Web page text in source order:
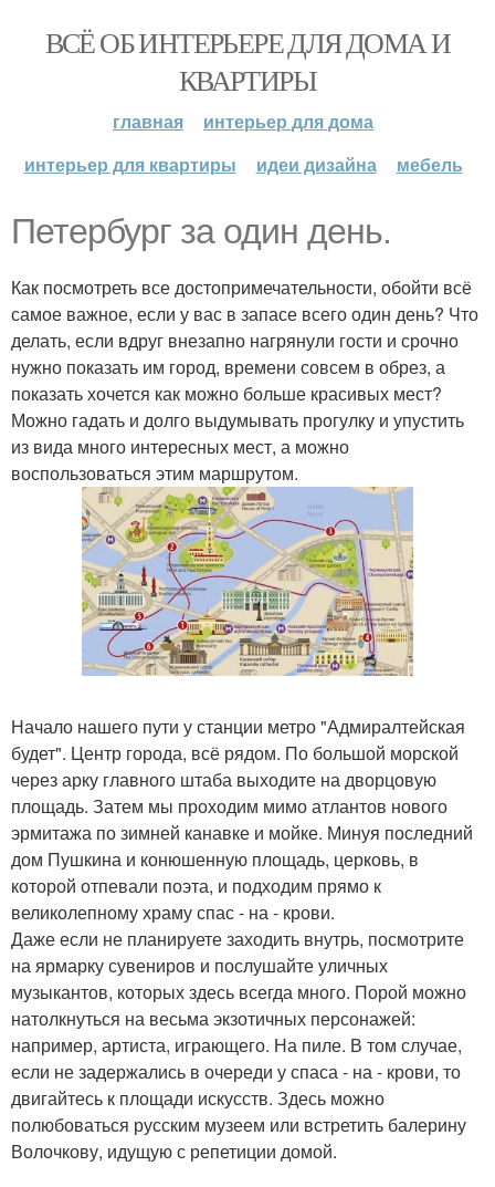
ВСЁ ОБ ИНТЕРЬЕРЕ ДЛЯ ДОМА И
КВАРТИРЫ
главная
интерьер для дома
интерьер для квартиры
идеи дизайна мебель
Петербург за один день.
Как посмотреть все достопримечательности, обойти всё
самое важное, если у вас в запасе всего один день? Что
делать, если вдруг внезапно нагрянули гости и срочно
нужно показать им город, времени совсем в обрез, а
показать хочется как можно больше красивых мест?
Можно гадать и долго выдумывать прогулку и упустить
из вида много интересных мест, а можно
воспользоваться этим маршрутом.
Начало нашего пути у станции метро "Адмиралтейская
будет". Центр города, всё рядом. По большой морской
через арку главного штаба выходите на дворцовую
площадь. Затем мы проходим мимо атлантов нового
эрмитажа по зимней канавке и мойке. Минуя последний
дом Пушкина и конюшенную площадь, церковь, в
которой отпевали поэта, и подходим прямо к
великолепному храму спас - на - крови.
Даже если не планируете заходить внутрь, посмотрите
на ярмарку сувениров и послушайте уличных
музыкантов, которых здесь всегда много. Порой можно
натолкнуться на весьма экзотичных персонажей:
например, артиста, играющего. На пиле. В том случае,
если не задержались в очереди у спаса - на - крови, то
двигайтесь к площади искусств. Здесь можно
полюбоваться русским музеем или встретить балерину
Волочкову, идущую с репетиции домой.